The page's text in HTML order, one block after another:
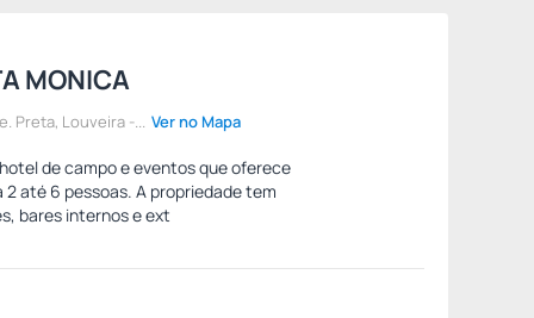
MONICA
Preta, Louveira -... Ver no Mapa
de campo e eventos que oferece
até 6 pessoas. A propriedade tem
bares internos e ext